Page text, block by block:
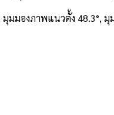
มมองภาพแนวตั้ง 48.3°,